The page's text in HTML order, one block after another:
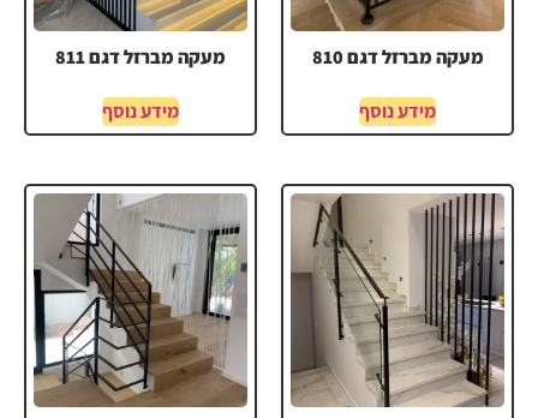
מעקה מברזל דגם 810
מידע נוסף
מעקה מברזל דגם 811
מידע נוסף